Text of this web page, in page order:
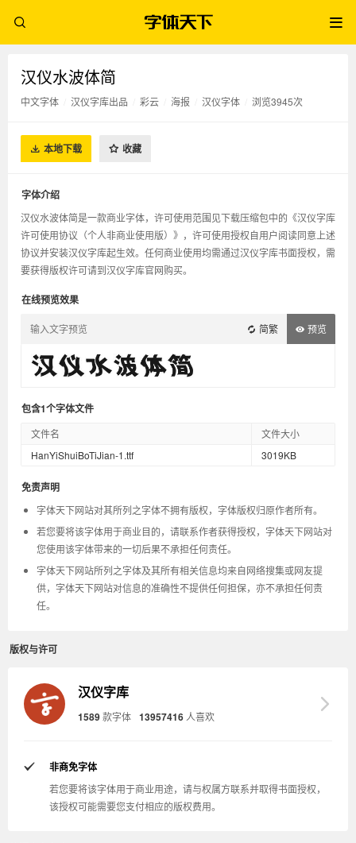
汉仪水波体简
中文字体 汉仪字库出品 彩云 海报 汉仪字体 浏览3945次
本地下载 收藏
字体介绍
汉仪水波体简是一款商业字体，许可使用范围见下载压缩包中的《汉仪字库
许可使用协议（个人非商业使用版）》，许可使用授权自用户阅读同意上述
协议并安装汉仪字库起生效。任何商业使用均需通过汉仪字库书面授权，需
要获得版权许可请到汉仪字库官网购买。
在线预览效果
简繁 预览
包含1个字体文件
文件名
文件大小
HanYiShuiBoTiJian-1.ttf
3019KB
免责声明
字体天下网站对其所列之字体不拥有版权，字体版权归原作者所有。
若您要将该字体用于商业目的，请联系作者获得授权，字体天下网站对
您使用该字体带来的一切后果不承担任何责任。
字体天下网站所列之字体及其所有相关信息均来自网络搜集或网友提
供，字体天下网站对信息的准确性不提供任何担保，亦不承担任何责
任。
版权与许可
汉仪字库
1589款字体 13957416 人喜欢
非商免字体
若您要将该字体用于商业用途，请与权属方联系并取得书面授权，
该授权可能需要您支付相应的版权费用。